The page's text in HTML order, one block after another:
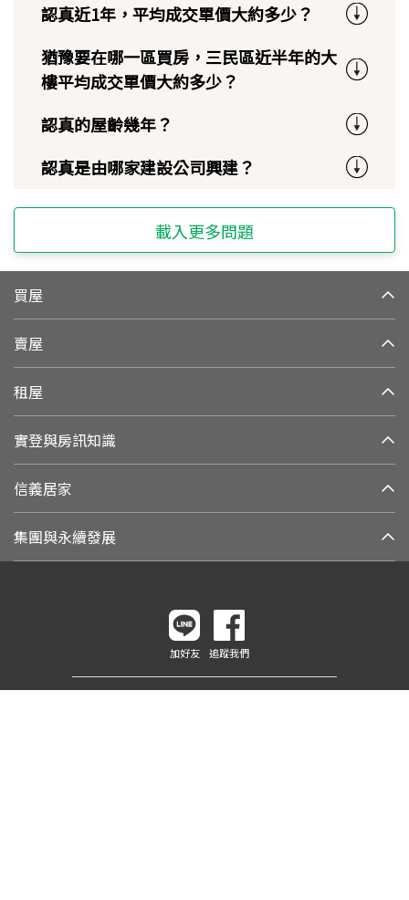
認真近1年，平均成交單價大約多少？
猶豫要在哪一區買房，三民區近半年的大
樓平均成交單價大約多少？
認真的屋齡幾年？
認真是由哪家建設公司興建？
載入更多問題
買屋
賣屋
租屋
實登與房訊知識
信義居家
集團與永續發展
加好友 追蹤我們